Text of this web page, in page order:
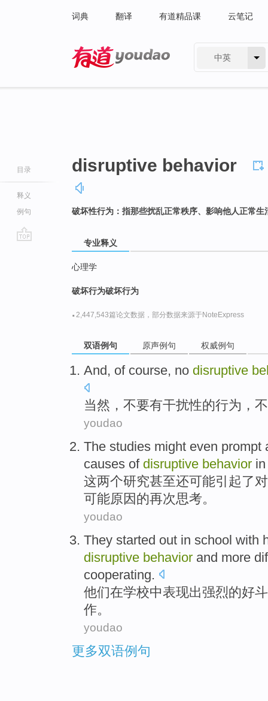
词典 翻译 有道精品课 云笔记
中英
目录
释义
例句
disruptive behavior
破坏性行为：指那些扰乱正常秩序、影响他人正常生
专业释义
心理学
破坏行为破坏行为
· 2,447,543篇论文数据，部分数据来源于NoteExpress
双语例句 原声例句 权威例句
And, of course, no disruptive
当然 ， 不要有干扰性的行为 ，
youdao
The studies might even prompt
causes of disruptive behavior in
这两个研究甚至还可能引起了对
可能原因的再次思考。
youdao
They started out in school with
disruptive behavior and more
cooperating.
他们在学校中表现出强烈的好斗
作。
youdao
更多双语例句